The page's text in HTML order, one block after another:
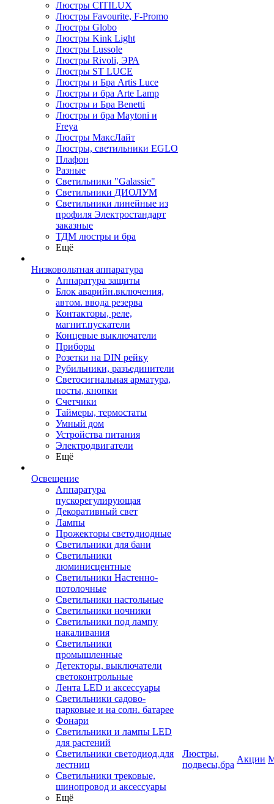
Люстры CITILUX
Люстры Favourite, F-Promo
Люстры Globo
Люстры Kink Light
Люстры Lussole
Люстры Rivoli, ЭРА
Люстры ST LUCE
Люстры и Бра Artis Luce
Люстры и бра Arte Lamp
Люстры и Бра Benetti
Люстры и бра Maytoni и
Freya
Люстры МаксЛайт
Люстры, светильники EGLO
Плафон
Разные
Светильники "Galassie"
Светильники ДИОЛУМ
Светильники линейные из
профиля Электростандарт
заказные
ТДМ люстры и бра
Ещё
Низковольтная аппаратура
Аппаратура защиты
Блок аварийн.включения,
автом. ввода резерва
Контакторы, реле,
магнит.пускатели
Концевые выключатели
Приборы
Розетки на DIN рейку
Рубильники, разъединители
Светосигнальная арматура,
посты, кнопки
Счетчики
Таймеры, термостаты
Умный дом
Устройства питания
Электродвигатели
Ещё
Освещение
Аппаратура
пускорегулирующая
Декоративный свет
Лампы
Прожекторы светодиодные
Светильники для бани
Светильники
люминисцентные
Светильники Настенно-
потолочные
Светильники настольные
Светильники ночники
Светильники под лампу
накаливания
Светильники
промышленные
Детекторы, выключатели
светоконтрольные
Лента LED и аксессуары
Светильники садово-
парковые и на солн. батарее
Фонари
Светильники и лампы LED
для растений
Светильники светодиод.для
лестниц
Светильники трековые,
шинопровод и аксессуары
Ещё
Люстры,
подвесы,бра
Акции